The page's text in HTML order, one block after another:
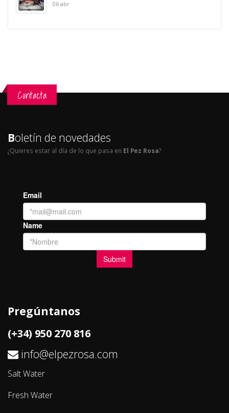
06 abr
Contacta
Boletín de novedades
¿Quieres estar al día de lo que pasa en El Pez Rosa?
Pregúntanos
(+34) 950 270 816
info@elpezrosa.com
Salt Water
Fresh Water